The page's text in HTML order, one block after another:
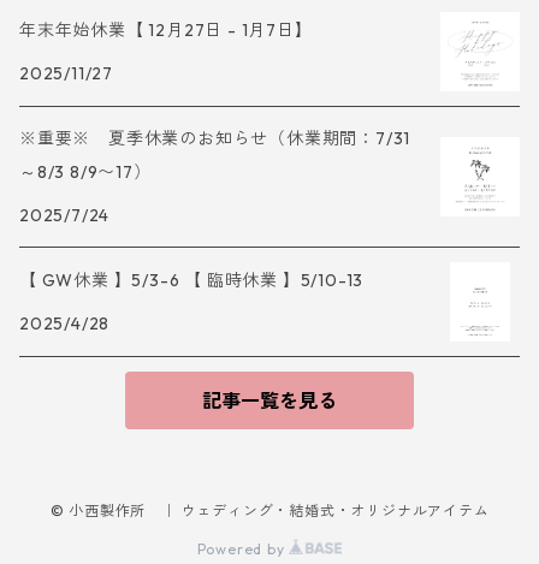
年末年始休業【 12月27日 - 1月7日】
2025/11/27
※重要※ 夏季休業のお知らせ（休業期間：7/31
～8/3 8/9〜17）
2025/7/24
【 GW休業 】5/3-6 【 臨時休業 】5/10-13
2025/4/28
記事一覧を見る
© 小西製作所 ｜ ウェディング・結婚式・オリジナルアイテム
Powered by